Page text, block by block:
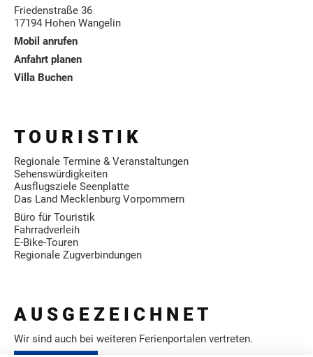
Friedenstraße 36
17194 Hohen Wangelin
Mobil anrufen
Anfahrt planen
Villa Buchen
T O U R I S T I K
Regionale Termine & Veranstaltungen
Sehenswürdigkeiten
Ausflugsziele Seenplatte
Das Land Mecklenburg Vorpommern
Büro für Touristik
Fahrradverleih
E-Bike-Touren
Regionale Zugverbindungen
A U S G E Z E I C H N E T
Wir sind auch bei weiteren Ferienportalen vertreten.